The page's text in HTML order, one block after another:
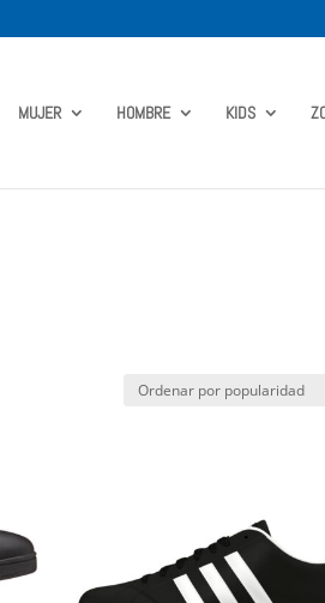
MUJER HOMBRE KIDS